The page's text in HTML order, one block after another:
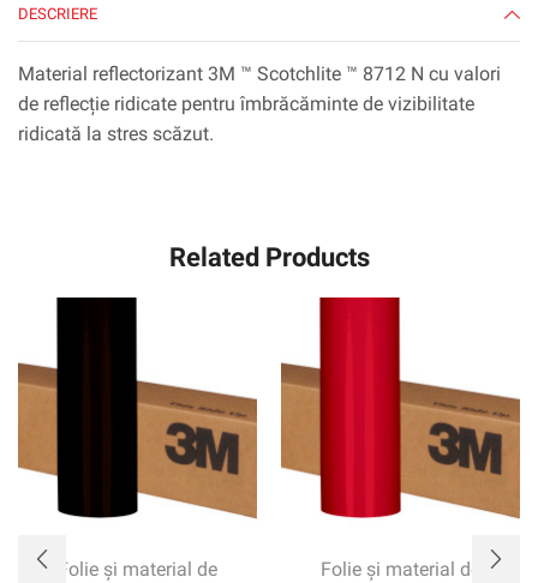
DESCRIERE
Material reflectorizant 3M ™ Scotchlite ™ 8712 N cu valori
de reflecție ridicate pentru îmbrăcăminte de vizibilitate
ridicată la stres scăzut.
Related Products
Folie și material de
Folie și material de